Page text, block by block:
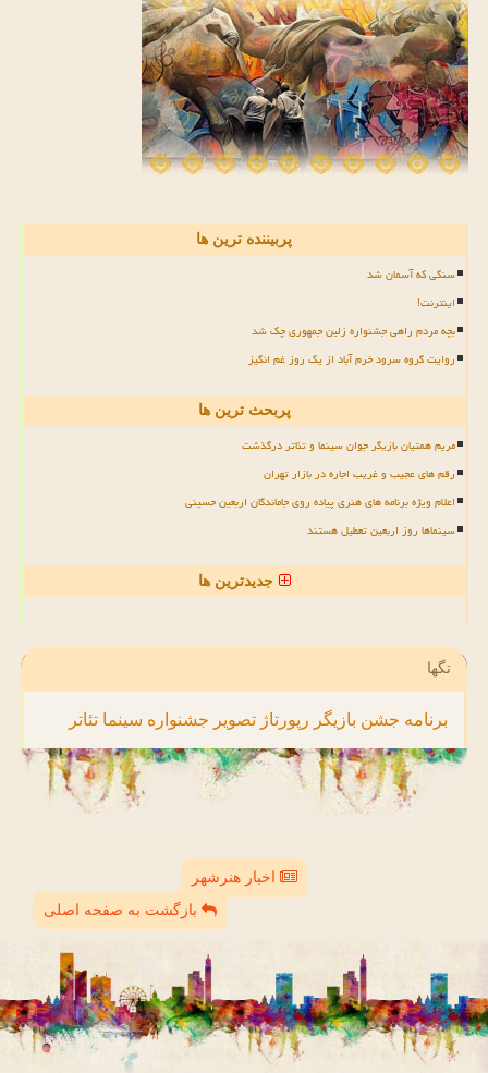
پربیننده ترین ها
سنگی که آسمان شد
اینترنت!
بچه مردم راهی جشنواره زلین جمهوری چک شد
روایت گروه سرود خرم آباد از یک روز غم انگیز
پربحث ترین ها
مریم همتیان بازیگر جوان سینما و تئاتر درگذشت
رقم های عجیب و غریب اجاره در بازار تهران
اعلام ویژه برنامه های هنری پیاده روی جاماندگان اربعین حسینی
سینماها روز اربعین تعطیل هستند
جدیدترین ها
تگها
برنامه جشن بازیگر رپورتاژ تصویر جشنواره سینما تئاتر
اخبار هنرشهر
بازگشت به صفحه اصلی